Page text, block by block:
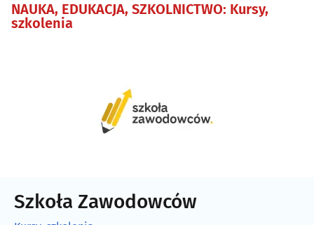
NAUKA, EDUKACJA, SZKOLNICTWO: Kursy,
szkolenia
Szkoła Zawodowców